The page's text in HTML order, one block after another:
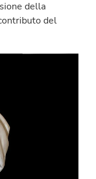
della
del